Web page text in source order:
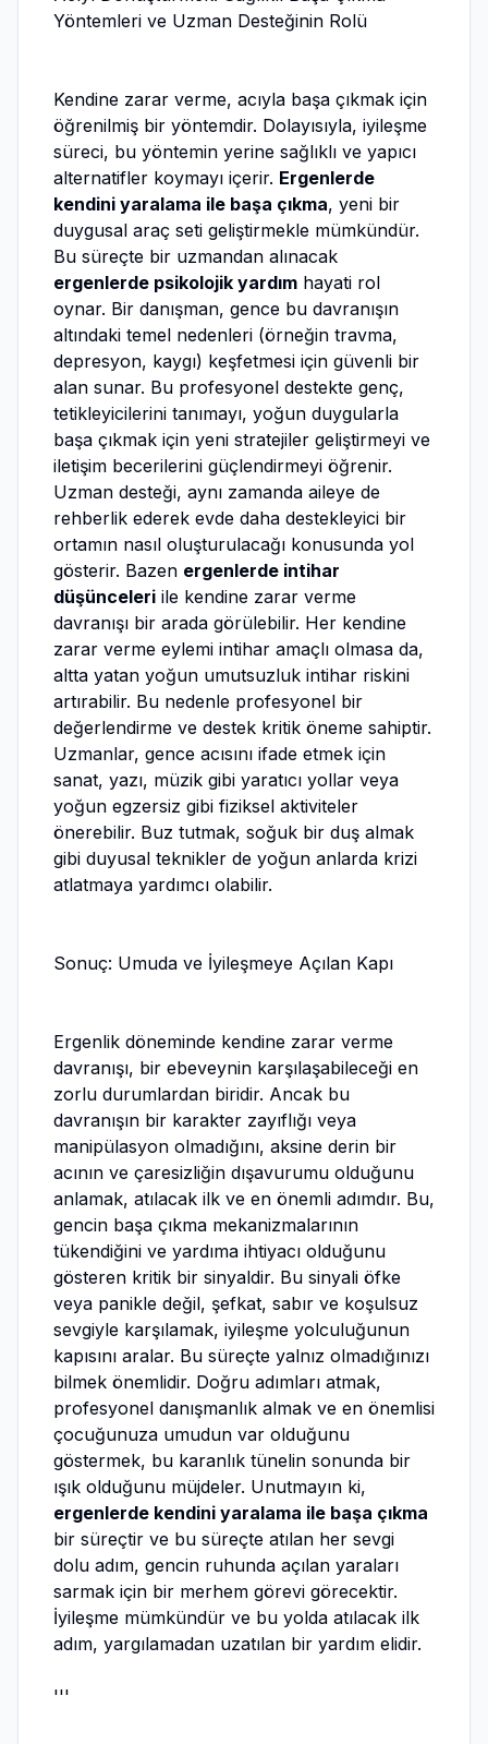
Yöntemleri ve Uzman Desteğinin Rolü
Kendine zarar verme, acıyla başa çıkmak için
öğrenilmiş bir yöntemdir. Dolayısıyla, iyileşme
süreci, bu yöntemin yerine sağlıklı ve yapıcı
alternatifler koymayı içerir. Ergenlerde
kendini yaralama ile başa çıkma, yeni bir
duygusal araç seti geliştirmekle mümkündür.
Bu süreçte bir uzmandan alınacak
ergenlerde psikolojik yardım hayati rol
oynar. Bir danışman, gence bu davranışın
altındaki temel nedenleri (örneğin travma,
depresyon, kaygı) keşfetmesi için güvenli bir
alan sunar. Bu profesyonel destekte genç,
tetikleyicilerini tanımayı, yoğun duygularla
başa çıkmak için yeni stratejiler geliştirmeyi ve
iletişim becerilerini güçlendirmeyi öğrenir.
Uzman desteği, aynı zamanda aileye de
rehberlik ederek evde daha destekleyici bir
ortamın nasıl oluşturulacağı konusunda yol
gösterir. Bazen ergenlerde intihar
düşünceleri ile kendine zarar verme
davranışı bir arada görülebilir. Her kendine
zarar verme eylemi intihar amaçlı olmasa da,
altta yatan yoğun umutsuzluk intihar riskini
artırabilir. Bu nedenle profesyonel bir
değerlendirme ve destek kritik öneme sahiptir.
Uzmanlar, gence acısını ifade etmek için
sanat, yazı, müzik gibi yaratıcı yollar veya
yoğun egzersiz gibi fiziksel aktiviteler
önerebilir. Buz tutmak, soğuk bir duş almak
gibi duyusal teknikler de yoğun anlarda krizi
atlatmaya yardımcı olabilir.
Sonuç: Umuda ve İyileşmeye Açılan Kapı
Ergenlik döneminde kendine zarar verme
davranışı, bir ebeveynin karşılaşabileceği en
zorlu durumlardan biridir. Ancak bu
davranışın bir karakter zayıflığı veya
manipülasyon olmadığını, aksine derin bir
acının ve çaresizliğin dışavurumu olduğunu
anlamak, atılacak ilk ve en önemli adımdır. Bu,
gencin başa çıkma mekanizmalarının
tükendiğini ve yardıma ihtiyacı olduğunu
gösteren kritik bir sinyaldir. Bu sinyali öfke
veya panikle değil, şefkat, sabır ve koşulsuz
sevgiyle karşılamak, iyileşme yolculuğunun
kapısını aralar. Bu süreçte yalnız olmadığınızı
bilmek önemlidir. Doğru adımları atmak,
profesyonel danışmanlık almak ve en önemlisi
çocuğunuza umudun var olduğunu
göstermek, bu karanlık tünelin sonunda bir
ışık olduğunu müjdeler. Unutmayın ki,
ergenlerde kendini yaralama ile başa çıkma
bir süreçtir ve bu süreçte atılan her sevgi
dolu adım, gencin ruhunda açılan yaraları
sarmak için bir merhem görevi görecektir.
İyileşme mümkündür ve bu yolda atılacak ilk
adım, yargılamadan uzatılan bir yardım elidir.
'''